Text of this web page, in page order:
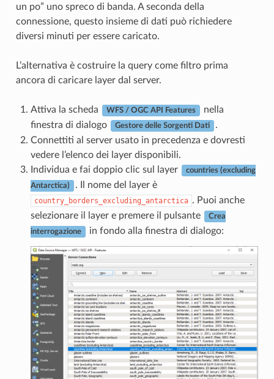
un po” uno spreco di banda. A seconda della
connessione, questo insieme di dati può richiedere
diversi minuti per essere caricato.
L’alternativa è costruire la query come filtro prima
ancora di caricare layer dal server.
Attiva la scheda WFS / OGC API Features
nella
finestra di dialogo
Gestore delle Sorgenti Dati
.
Connettiti al server usato in precedenza e dovresti
vedere l’elenco dei layer disponibili.
Individua e fai doppio clic sul layer
countries (excluding
Antarctica) . Il nome del layer è
country_borders_excluding_antarctica . Puoi anche
selezionare il layer e premere il pulsante
Crea
interrogazione in fondo alla finestra di dialogo: